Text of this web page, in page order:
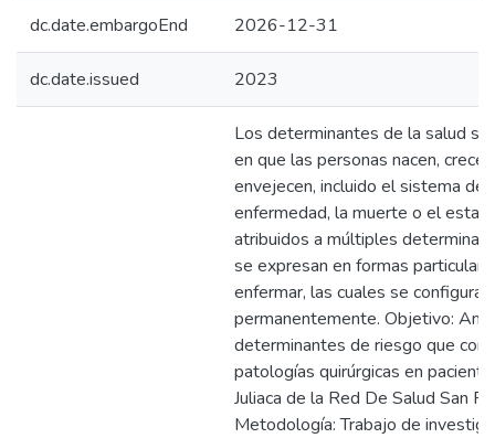
dc.date.embargoEnd 2026-12-31
dc.date.issued 2023
Los determinantes de la salud
en que las personas nacen,
envejecen, incluido el sistema de
enfermedad, la muerte o el estar
atribuidos a múltiples
se expresan en formas
enfermar, las cuales se
permanentemente. Objetivo:
determinantes de riesgo que
patologías quirúrgicas en
Juliaca de la Red De Salud San
Metodología: Trabajo de